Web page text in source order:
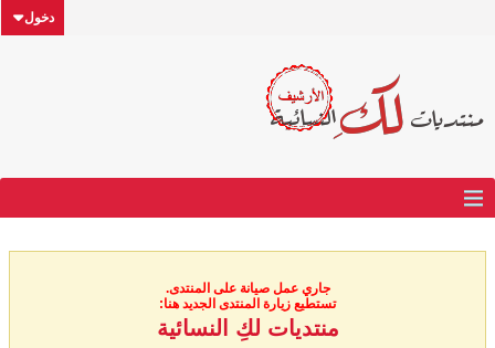
دخول
جاري عمل صيانة على المنتدى.
تستطيع زيارة المنتدى الجديد هنا:
منتديات لكِ النسائية